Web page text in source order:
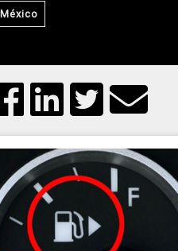
México